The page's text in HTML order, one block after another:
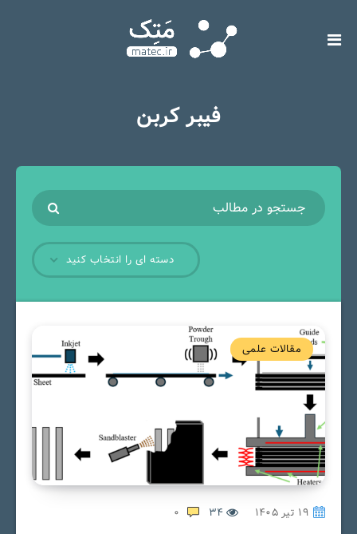
فیبر کربن
دسته ای را انتخاب کنید
مقالات علمی
۱۹ تیر ۱۴۰۵ 34
0